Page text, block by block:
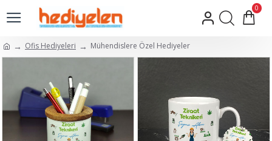
0
Ofis Hediyeleri Mühendislere Özel Hediyeler